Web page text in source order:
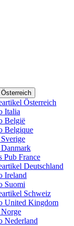
Österreich
Österreich
Italia
België
Belgique
Pub France
Deutschland
Ireland
Suomi
Schweiz
United Kingdom
Nederland